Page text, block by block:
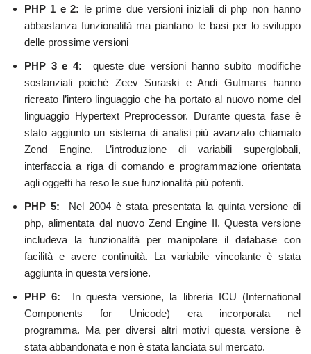
PHP 1 e 2: le prime due versioni iniziali di php non hanno
abbastanza funzionalità ma piantano le basi per lo sviluppo
delle prossime versioni
PHP 3 e 4: queste due versioni hanno subito modifiche
sostanziali poiché Zeev Suraski e Andi Gutmans hanno
ricreato l’intero linguaggio che ha portato al nuovo nome del
linguaggio Hypertext Preprocessor. Durante questa fase è
stato aggiunto un sistema di analisi più avanzato chiamato
Zend Engine. L’introduzione di variabili superglobali,
interfaccia a riga di comando e programmazione orientata
agli oggetti ha reso le sue funzionalità più potenti.
PHP 5: Nel 2004 è stata presentata la quinta versione di
php, alimentata dal nuovo Zend Engine II. Questa versione
includeva la funzionalità per manipolare il database con
facilità e avere continuità. La variabile vincolante è stata
aggiunta in questa versione.
PHP 6: In questa versione, la libreria ICU (International
Components for Unicode) era incorporata nel
programma. Ma per diversi altri motivi questa versione è
stata abbandonata e non è stata lanciata sul mercato.